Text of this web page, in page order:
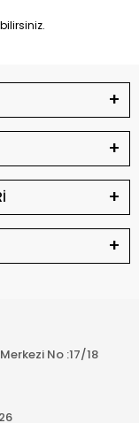
No :17/18